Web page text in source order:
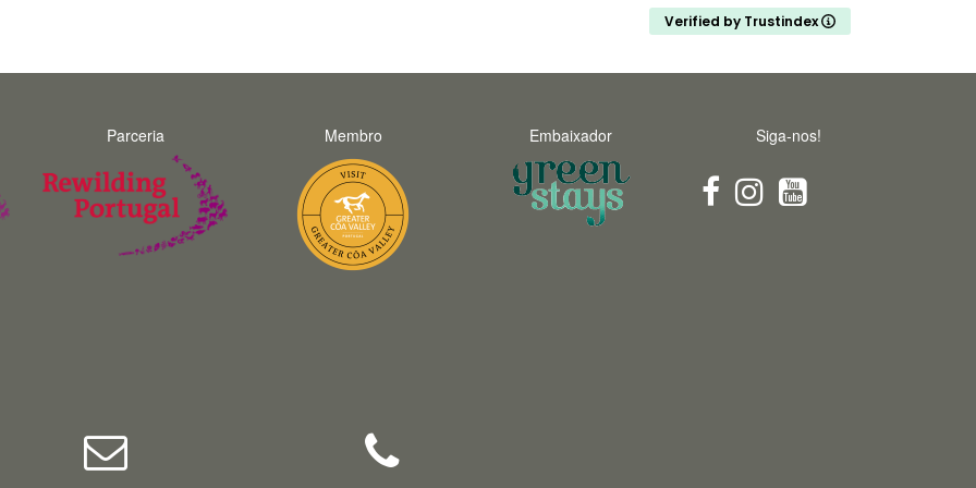
explains everything. His interest and love for
Verified by Trustindex
Parceria Membro Embaixador Siga-nos!